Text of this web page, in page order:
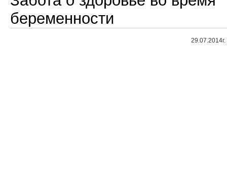
беременности
29.07.2014г.